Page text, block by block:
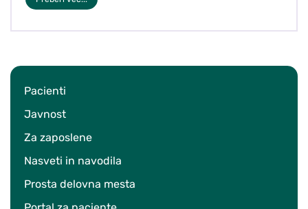
Pacienti
Javnost
Za zaposlene
Nasveti in navodila
Prosta delovna mesta